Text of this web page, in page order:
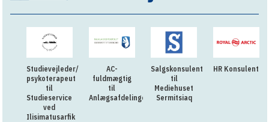
Studievejleder/
psykoterapeut
til
Studieservice
ved
Ilisimatusarfik
AC-
fuldmægtig
til
Anlægsafdelingen
Salgskonsulent
til
Mediehuset
Sermitsiaq
HR Konsulent